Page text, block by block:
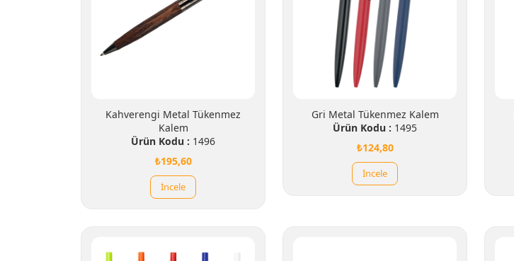
Kahverengi Metal Tükenmez
Kalem
Ürün Kodu : 1496
₺195,60
İncele
Gri Metal Tükenmez Kalem
Ürün Kodu : 1495
₺124,80
İncele